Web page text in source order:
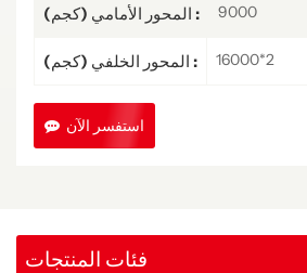
المحور الأمامي (كجم) : 9000
المحور الخلفي (كجم) : 16000*2
استفسر الآن
فئات المنتجات